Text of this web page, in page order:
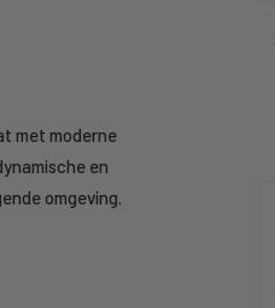
met moderne
en
omgeving.